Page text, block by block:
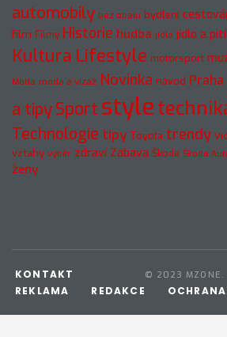
automobily bez obalu bydlení
film Filmy Historie hudba jídlo jídlo a pití
Kultura Lifestyle motorsport
Móda móda a vizáž Novinka návod Praha
a tipySport style
Technologie tipy Toyota trendy
vztahy výběr zdraví Zábava Škoda Škoda
ženy
© 2023 MZONE.
KONTAKT
REKLAMA
REDAKCE